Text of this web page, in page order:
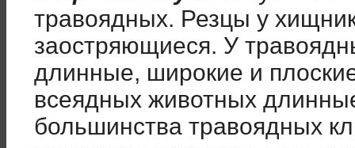
травоядных. Резцы у
заостряющиеся. У
длинные, широкие и
всеядных животных
большинства травоядных